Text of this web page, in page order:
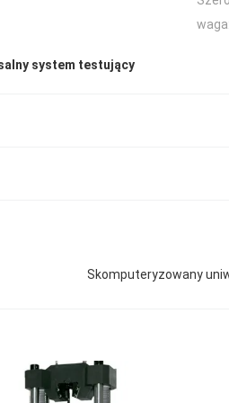
waga:
system testujący
Skomputeryzowany